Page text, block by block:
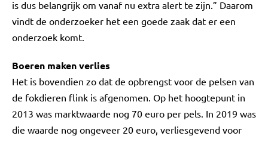
is dus belangrijk om vanaf nu extra alert te zijn.” Daarom
vindt de onderzoeker het een goede zaak dat er een
onderzoek komt.
Boeren maken verlies
Het is bovendien zo dat de opbrengst voor de pelsen van
de fokdieren flink is afgenomen. Op het hoogtepunt in
2013 was marktwaarde nog 70 euro per pels. In 2019 was
die waarde nog ongeveer 20 euro, verliesgevend voor